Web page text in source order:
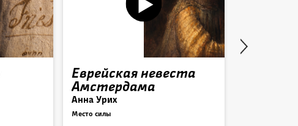
Еврейская невеста
Амстердама
Анна Урих
Место силы